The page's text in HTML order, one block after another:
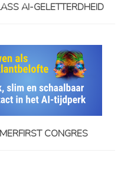
AI-GELETTERDHEID
CONGRES